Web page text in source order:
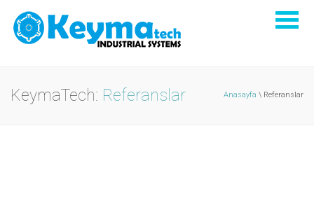
KeymaTech: Referanslar Anasayfa \ Referanslar